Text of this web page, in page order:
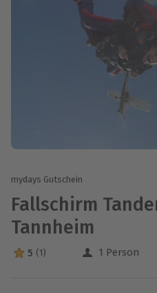
mydays Gutschein
Fallschirm
Tannheim
5 Sterne von 5 aus 1
5 (1) 1 Person